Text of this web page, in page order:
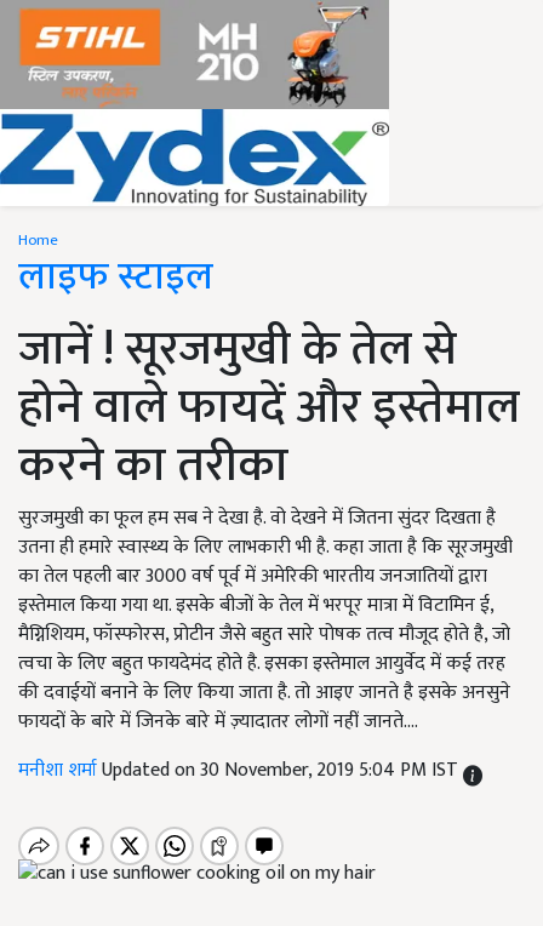
Home
लाइफ स्टाइल
जानें ! सूरजमुखी के तेल से
होने वाले फायदें और इस्तेमाल
करने का तरीका
सुरजमुखी का फूल हम सब ने देखा है. वो देखने में जितना सुंदर दिखता है
उतना ही हमारे स्वास्थ्य के लिए लाभकारी भी है. कहा जाता है कि सूरजमुखी
का तेल पहली बार 3000 वर्ष पूर्व में अमेरिकी भारतीय जनजातियों द्वारा
इस्तेमाल किया गया था. इसके बीजों के तेल में भरपूर मात्रा में विटामिन ई,
मैग्निशियम, फॉस्फोरस, प्रोटीन जैसे बहुत सारे पोषक तत्व मौजूद होते है, जो
त्वचा के लिए बहुत फायदेमंद होते है. इसका इस्तेमाल आयुर्वेद में कई तरह
की दवाईयों बनाने के लिए किया जाता है. तो आइए जानते है इसके अनसुने
फायदों के बारे में जिनके बारे में ज़्यादातर लोगों नहीं जानते....
मनीशा शर्माUpdated on 30 November, 2019 5:04 PM IST